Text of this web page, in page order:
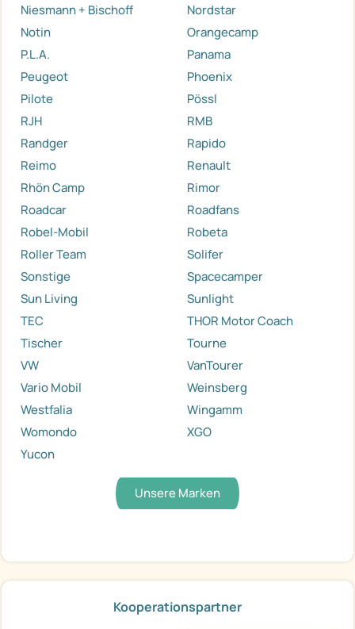
Niesmann + Bischoff
Nordstar
Notin
Orangecamp
P.L.A.
Panama
Peugeot
Phoenix
Pilote
Pössl
RJH
RMB
Randger
Rapido
Reimo
Renault
Rhön Camp
Rimor
Roadcar
Roadfans
Robel-Mobil
Robeta
Roller Team
Solifer
Sonstige
Spacecamper
Sun Living
Sunlight
TEC
THOR Motor Coach
Tischer
Tourne
VW
VanTourer
Vario Mobil
Weinsberg
Westfalia
Wingamm
Womondo
XGO
Yucon
Unsere Marken
Kooperationspartner